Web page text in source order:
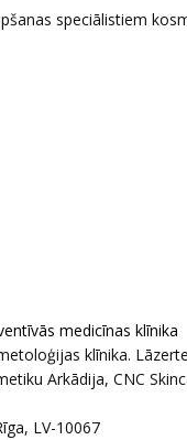
speciālistiem
medicīnas klīnika
klīnika.
Arkādija, CNC
, LV-10067